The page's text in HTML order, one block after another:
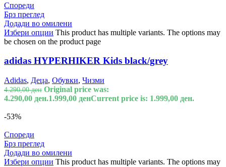
Спореди
Брз преглед
Додади во омилени
Избери опции This product has multiple variants. The options may
be chosen on the product page
adidas HYPERHIKER Kids black/grey
Adidas, Деца, Обувки, Чизми
4.290,00ден Original price was:
4.290,00 ден.1.999,00 денCurrent price is: 1.999,00 ден.
-53%
Спореди
Брз преглед
Додади во омилени
Избери опции This product has multiple variants. The options may